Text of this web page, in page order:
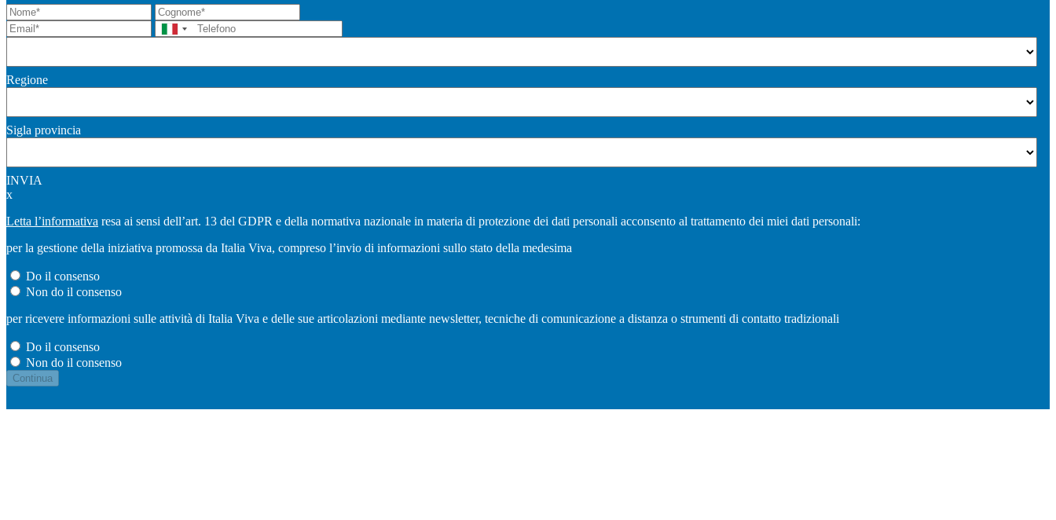
Regione
Sigla provincia
INVIA
x
Letta l’informativa resa ai sensi dell’art. 13 del GDPR e della normativa nazionale in materia di protezione dei dati personali acconsento al trattamento dei miei dati personali:
per la gestione della iniziativa promossa da Italia Viva, compreso l’invio di informazioni sullo stato della medesima
Do il consenso
Non do il consenso
per ricevere informazioni sulle attività di Italia Viva e delle sue articolazioni mediante newsletter, tecniche di comunicazione a distanza o strumenti di contatto tradizionali
Do il consenso
Non do il consenso